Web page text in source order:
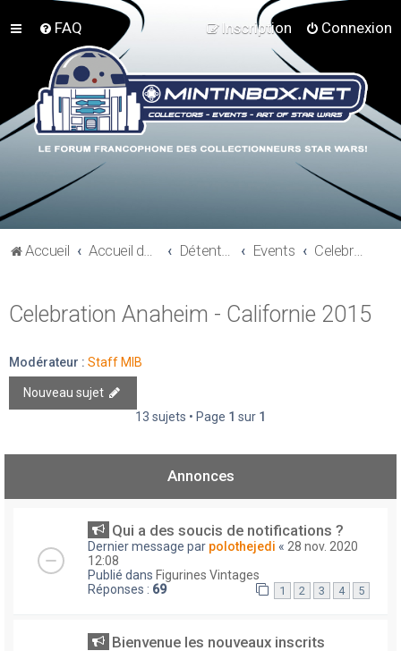
FAQ Connexion
Inscription
Accueil Accueil du forum Détente et communauté Mint In Box Events Celebration Anaheim - Californie 2015
Celebration Anaheim - Californie 2015
Modérateur : Staff MIB
Nouveau sujet
13 sujets • Page 1 sur 1
Annonces
Qui a des soucis de notifications ?
Dernier message par polothejedi « 28 nov. 2020
12:08
Publié dans Figurines Vintages
Réponses : 69 1 2 3 4 5
Bienvenue les nouveaux inscrits